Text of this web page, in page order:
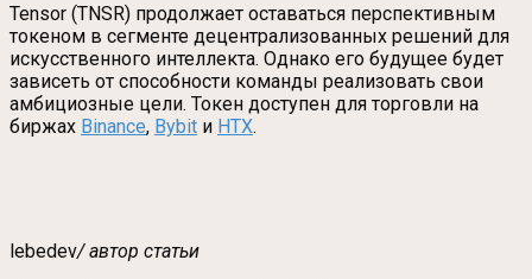
Tensor (TNSR) продолжает оставаться перспективным
токеном в сегменте децентрализованных решений для
искусственного интеллекта. Однако его будущее будет
зависеть от способности команды реализовать свои
амбициозные цели. Токен доступен для торговли на
биржах Binance, Bybit и HTX.
lebedev/ автор статьи